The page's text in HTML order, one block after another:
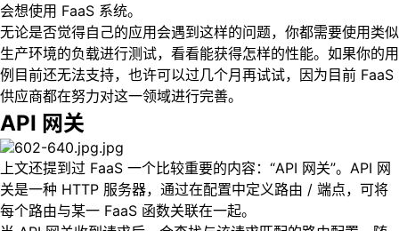
会想使用 FaaS 系统。
无论是否觉得自己的应用会遇到这样的问题，你都需要使用类似
生产环境的负载进行测试，看看能获得怎样的性能。如果你的用
例目前还无法支持，也许可以过几个月再试试，因为目前 FaaS
供应商都在努力对这一领域进行完善。
API 网关
上文还提到过 FaaS 一个比较重要的内容：“API 网关”。API 网
关是一种 HTTP 服务器，通过在配置中定义路由 / 端点，可将
每个路由与某一 FaaS 函数关联在一起。